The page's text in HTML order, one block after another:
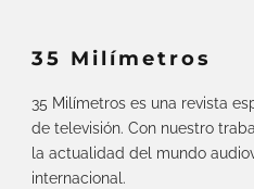
35 Milímetros
35 Milímetros es una revista
de televisión. Con nuestro
la actualidad del mundo
internacional.